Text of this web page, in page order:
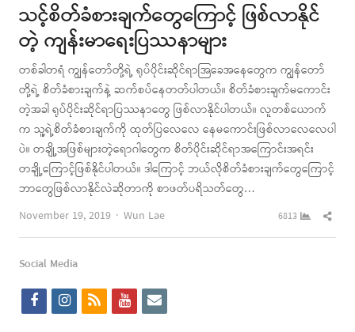
သင့်စိတ်ခံစားချက်တွေကြောင့် ဖြစ်လာနိုင်
တဲ့ ကျန်းမာရေးပြဿနာများ
တစ်ခါတရံ ကျွန်တော်တို့ရဲ့ ရုပ်ပိုင်းဆိုင်ရာအြခေအနေတွေက ကျွန်တော်
တို့ရဲ့ စိတ်ခံစားချက်နဲ့ ဆက်စပ်နေတတ်ပါတယ်။ စိတ်ခံစားချက်မကောင်း
တဲ့အခါ ရုပ်ပိုင်းဆိုင်ရာပြဿနာတွေ ဖြစ်လာနိုင်ပါတယ်။ လူတစ်ယောက်
က သူ့ရဲ့စိတ်ခံစားချက်ကို ထုတ်ပြလေလေ နေမကောင်းဖြစ်လာလေလေပါ
ပဲ။ တချို့အဖြစ်များတဲ့ရောဂါတွေက စိတ်ပိုင်းဆိုင်ရာအကြောင်းအရင်း
တချို့ကြောင့်ဖြစ်နိုင်ပါတယ်။ ဒါကြောင့် ဘယ်လိုစိတ်ခံစားချက်တွေကြောင့်
ဘာတွေဖြစ်လာနိုင်လဲဆိုတာကို စာဖတ်ပရိသတ်တွေ…
November 19, 2019
Author
Wun Lae 6813
Social Media
f
i
r
y
e